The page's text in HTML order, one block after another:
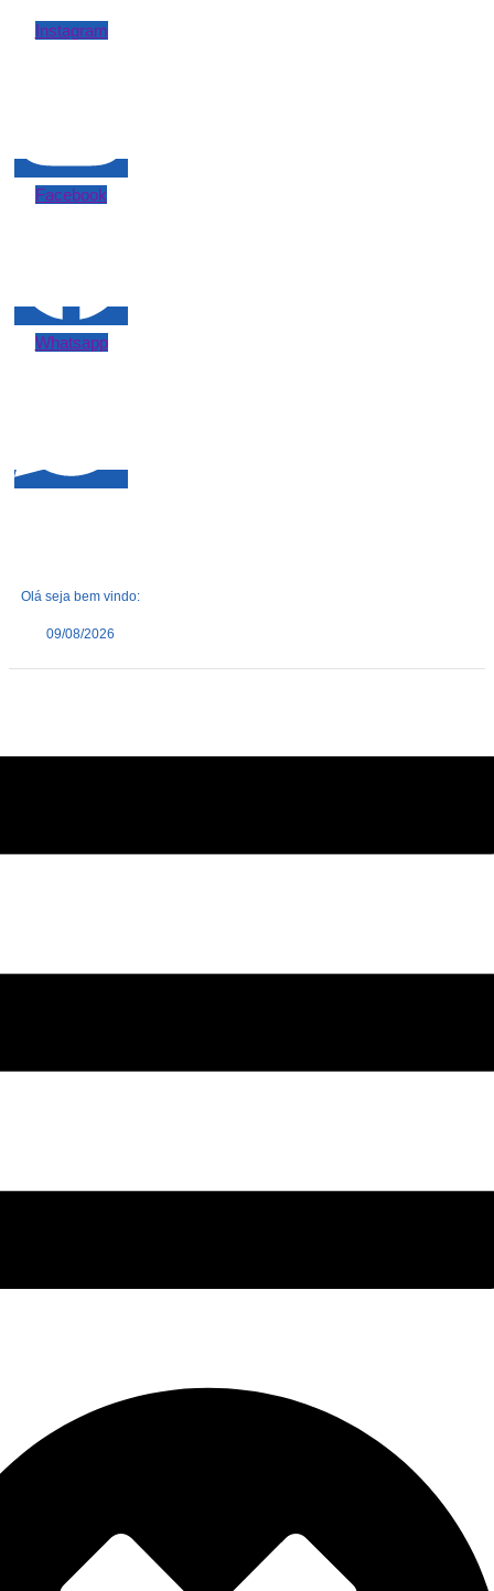
Instagram
Facebook
Whatsapp
Olá seja bem vindo:
09/08/2026